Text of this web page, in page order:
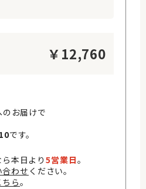
￥ 12,760
のお届けで
です。
本日より5営業日。
合わせ ください。
ちら。